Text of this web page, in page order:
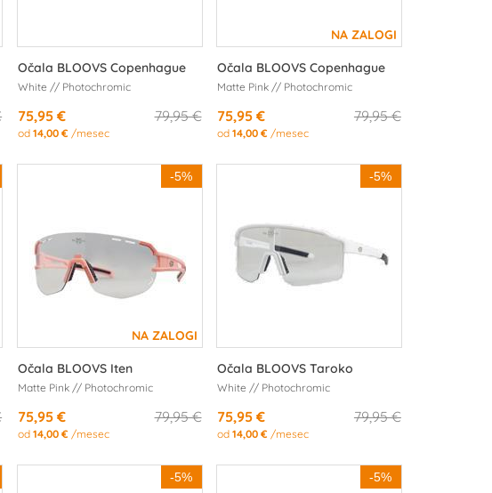
Očala BLOOVS Copenhague
White // Photochromic
79,95 €
75,95 €
od14,00 € /mesec
Očala BLOOVS Copenhague
Matte Pink // Photochromic
79,95 €
75,95 €
od14,00 € /mesec
-5%
Očala BLOOVS Iten
Matte Pink // Photochromic
79,95 €
75,95 €
od14,00 € /mesec
-5%
Očala BLOOVS Taroko
White // Photochromic
79,95 €
75,95 €
od14,00 € /mesec
-5% -5%